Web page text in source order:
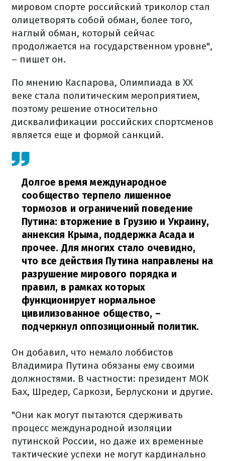
мировом спорте российский триколор стал
олицетворять собой обман, более того,
наглый обман, который сейчас
продолжается на государственном уровне",
– пишет он.
По мнению Каспарова, Олимпиада в ХХ
веке стала политическим мероприятием,
поэтому решение относительно
дисквалификации российских спортсменов
является еще и формой санкций.
Долгое время международное
сообщество терпело лишенное
тормозов и ограничений поведение
Путина: вторжение в Грузию и Украину,
аннексия Крыма, поддержка Асада и
прочее. Для многих стало очевидно,
что все действия Путина направлены на
разрушение мирового порядка и
правил, в рамках которых
функционирует нормальное
цивилизованное общество, –
подчеркнул оппозиционный политик.
Он добавил, что немало лоббистов
Владимира Путина обязаны ему своими
должностями. В частности: президент МОК
Бах, Шредер, Саркози, Берлускони и другие.
"Они как могут пытаются сдерживать
процесс международной изоляции
путинской России, но даже их временные
тактические успехи не могут кардинально